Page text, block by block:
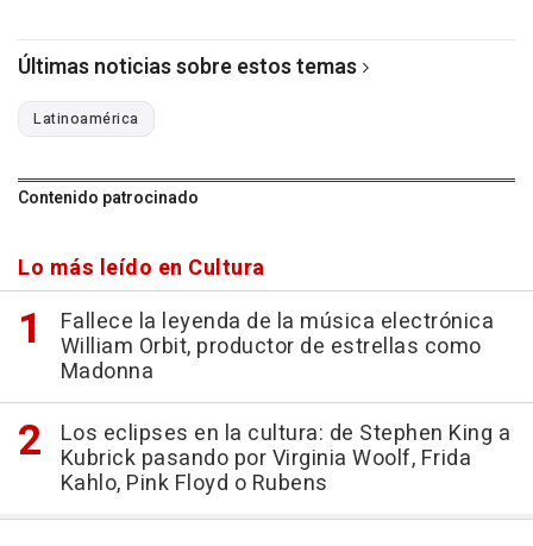
Últimas noticias sobre estos temas
Latinoamérica
Contenido patrocinado
Lo más leído en Cultura
Fallece la leyenda de la música electrónica
William Orbit, productor de estrellas como
Madonna
Los eclipses en la cultura: de Stephen King a
Kubrick pasando por Virginia Woolf, Frida
Kahlo, Pink Floyd o Rubens